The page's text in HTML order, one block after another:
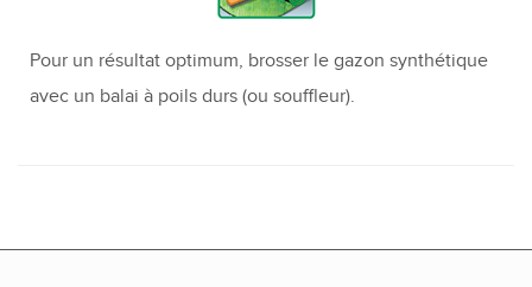
Pour un résultat optimum, brosser le gazon synthétique
avec un balai à poils durs (ou souffleur).